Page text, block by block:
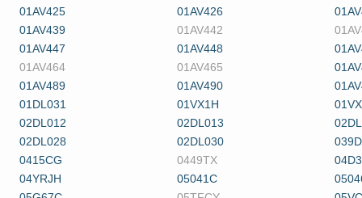
01AV425
01AV426
01AV439
01AV442
01AV447
01AV448
01AV464
01AV465
01AV489
01AV490
01DL031
01VX1H
02DL012
02DL013
02DL028
02DL030
0415CG
0449TX
04YRJH
05041C